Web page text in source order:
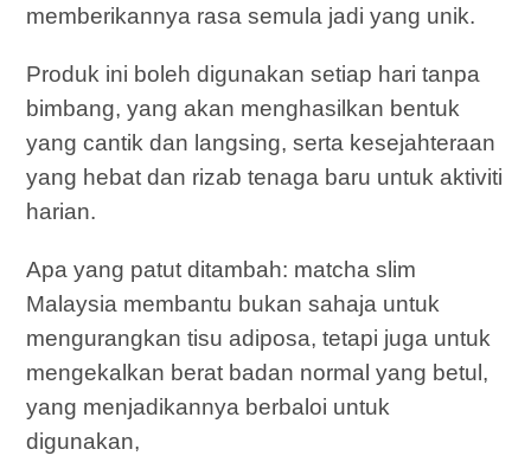
memberikannya rasa semula jadi yang unik.
Produk ini boleh digunakan setiap hari tanpa
bimbang, yang akan menghasilkan bentuk
yang cantik dan langsing, serta kesejahteraan
yang hebat dan rizab tenaga baru untuk aktiviti
harian.
Apa yang patut ditambah: matcha slim
Malaysia membantu bukan sahaja untuk
mengurangkan tisu adiposa, tetapi juga untuk
mengekalkan berat badan normal yang betul,
yang menjadikannya berbaloi untuk
digunakan,